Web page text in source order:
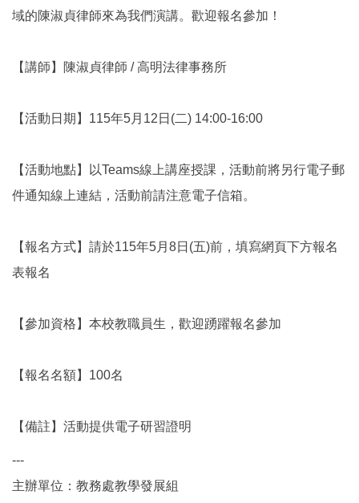
域的陳淑貞律師來為我們演講。歡迎報名參加！
【講師】陳淑貞律師 / 高明法律事務所
【活動日期】115年5月12日(二) 14:00-16:00
【活動地點】以Teams線上講座授課，活動前將另行電子郵
件通知線上連結，活動前請注意電子信箱。
【報名方式】請於115年5月8日(五)前，填寫網頁下方報名
表報名
【參加資格】本校教職員生，歡迎踴躍報名參加
【報名名額】100名
【備註】活動提供電子研習證明
---
主辦單位：教務處教學發展組